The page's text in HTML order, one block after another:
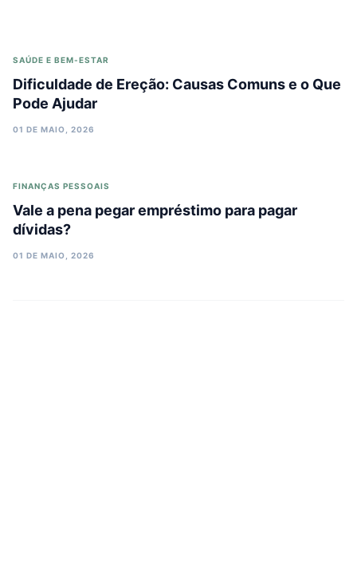
SAÚDE E BEM-ESTAR
Dificuldade de Ereção: Causas Comuns e o Que
Pode Ajudar
01 DE MAIO, 2026
FINANÇAS PESSOAIS
Vale a pena pegar empréstimo para pagar
dívidas?
01 DE MAIO, 2026